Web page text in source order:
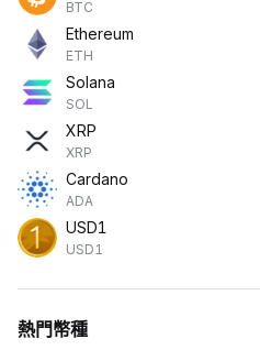
BTC
Ethereum
ETH
Solana
SOL
XRP
XRP
Cardano
ADA
USD1
USD1
熱門幣種